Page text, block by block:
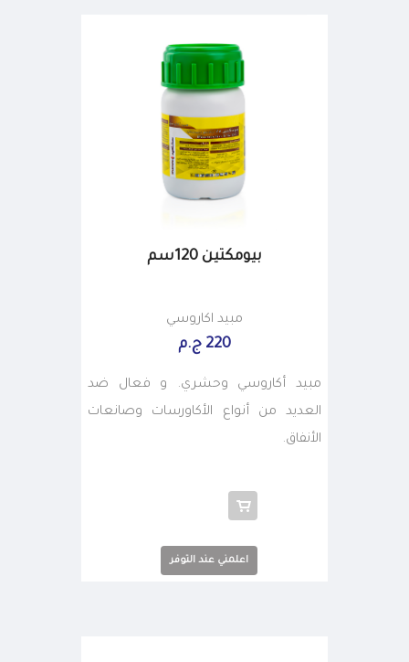
بيومكتين 120سم
مبيد اكاروسي
220 ج.م
مبيد أكاروسي وحشري. و فعال ضد
العديد من أنواع الأكاورسات وصانعات
الأنفاق.
اعلمني عند التوفر